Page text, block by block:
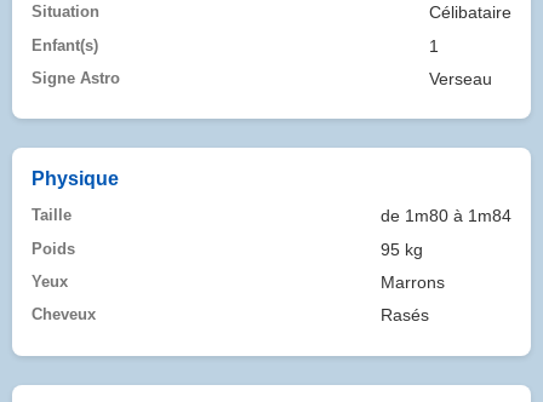
Situation Célibataire
Enfant(s) 1
Signe Astro Verseau
Physique
Taille de 1m80 à 1m84
Poids 95 kg
Yeux Marrons
Cheveux Rasés